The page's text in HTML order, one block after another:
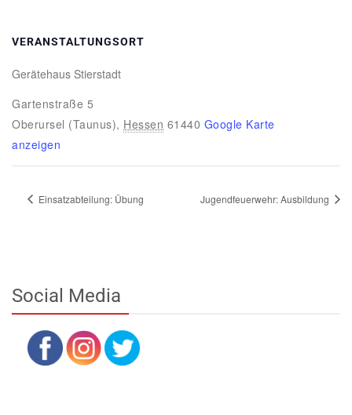
VERANSTALTUNGSORT
Gerätehaus Stierstadt
Gartenstraße 5
Oberursel (Taunus), Hessen 61440 Google Karte
anzeigen
Einsatzabteilung: Übung Jugendfeuerwehr: Ausbildung
Social Media